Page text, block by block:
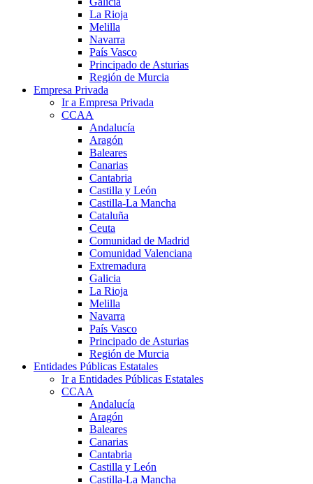
La Rioja
Melilla
Navarra
País Vasco
Principado de Asturias
Región de Murcia
Empresa Privada
Ir a Empresa Privada
CCAA
Andalucía
Aragón
Baleares
Canarias
Cantabria
Castilla y León
Castilla-La Mancha
Cataluña
Ceuta
Comunidad de Madrid
Comunidad Valenciana
Extremadura
Galicia
La Rioja
Melilla
Navarra
País Vasco
Principado de Asturias
Región de Murcia
Entidades Públicas Estatales
Ir a Entidades Públicas Estatales
CCAA
Andalucía
Aragón
Baleares
Canarias
Cantabria
Castilla y León
Castilla-La Mancha